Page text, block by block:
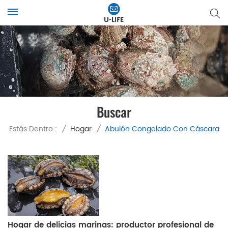
Buscar
Estás Dentro : / Hogar / Abulón Congelado Con Cáscara
Hogar de delicias marinas: productor profesional de